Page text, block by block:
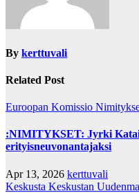
By kerttuvali
Related Post
Euroopan Komissio
:NIMITYKSET: Jyrki
erityisneuvonantajaksi
Apr 13, 2026 kerttuvali
Keskusta Keskustan